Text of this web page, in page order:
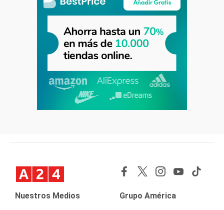
Nuestros Medios Grupo América